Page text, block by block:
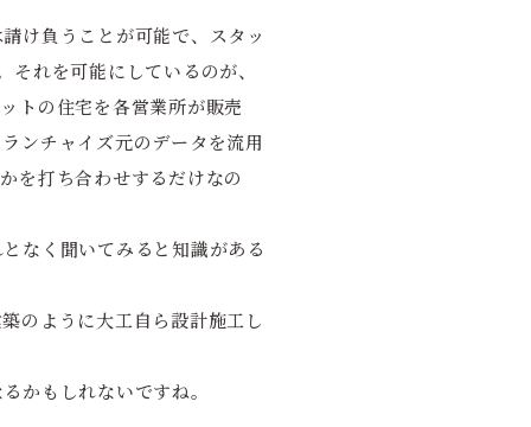
け負うことが可能で、スタッ
れを可能にしているのが、
トの住宅を各営業所が販売
ンチャイズ元のデータを流用
を打ち合わせするだけなの
なく聞いてみると知識がある
のように大工自ら設計施工し
かもしれないですね。